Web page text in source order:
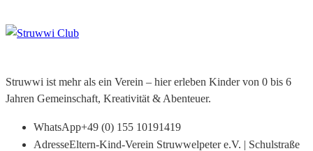
Struwwi ist mehr als ein Verein – hier erleben Kinder von 0 bis 6
Jahren Gemeinschaft, Kreativität & Abenteuer.
WhatsApp+49 (0) 155 10191419
AdresseEltern-Kind-Verein Struwwelpeter e.V. | Schulstraße